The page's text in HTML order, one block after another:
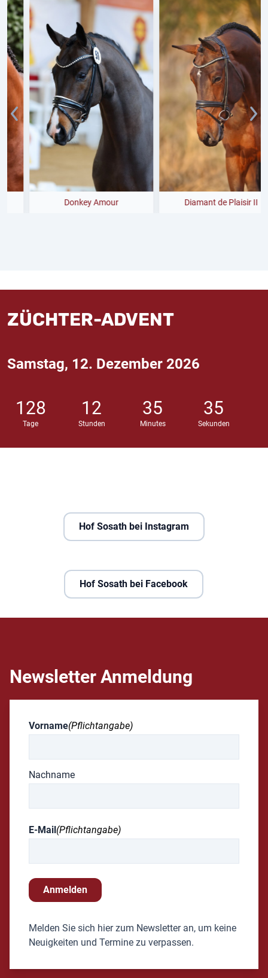
Donkey Amour Diamant de Plaisir II
ZÜCHTER-ADVENT
Samstag, 12. Dezember 2026
128
Tage
12
Stunden
35
Minutes
34
Sekunden
Hof Sosath bei Instagram
Hof Sosath bei Facebook
Newsletter Anmeldung
Vorname(Pflichtangabe)
Nachname
E-Mail (Pflichtangabe)
Anmelden
Melden Sie sich hier zum Newsletter an, um keine
Neuigkeiten und Termine zu verpassen.